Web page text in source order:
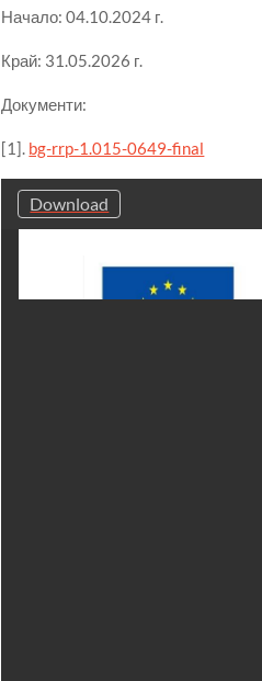
Начало: 04.10.2024 г.
Край: 31.05.2026 г.
Документи:
[1]. bg-rrp-1.015-0649-final
Download